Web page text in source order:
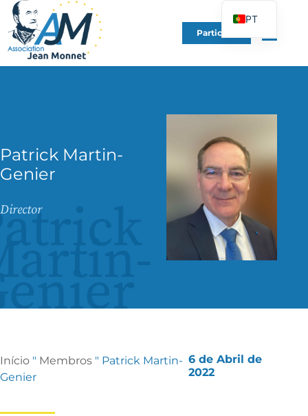
Participe
Patrick Martin-
Genier
Director
Início " Membros " Patrick Martin-
Genier
6 de Abril de
2022
PT
FR
EN
PL
UK